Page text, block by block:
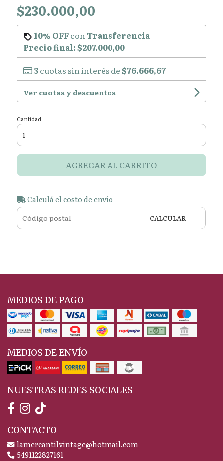
$230.000,00
10% OFFcon Transferencia
Precio final:$207.000,00
3cuotas sin interés de$76.666,67
Ver cuotas y descuentos
Cantidad
AGREGAR AL CARRITO
Calculá el costo de envío
CALCULAR
MEDIOS DE PAGO
MEDIOS DE ENVÍO
NUESTRAS REDES SOCIALES
CONTACTO
lamercantilvintage@hotmail.com
5491122827161